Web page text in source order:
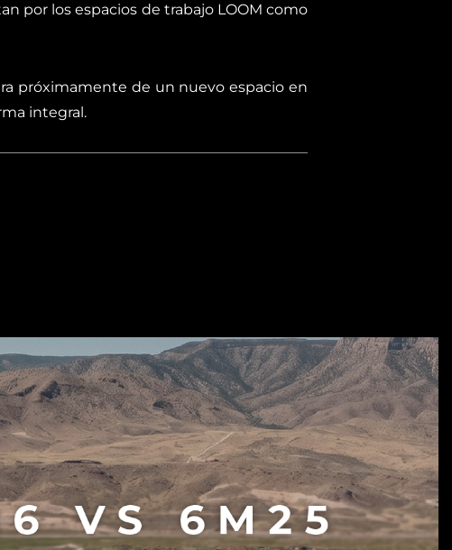
por los espacios de trabajo LOOM como
próximamente de un nuevo espacio en
integral.